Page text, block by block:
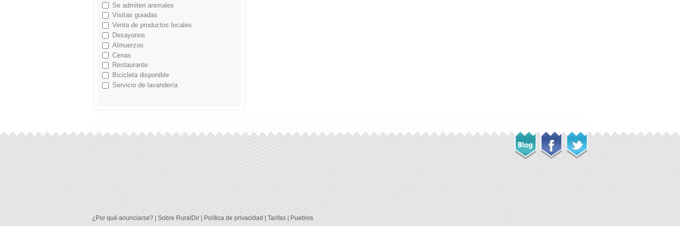
Se admiten animales
Visitas guiadas
Venta de productos locales
Desayunos
Almuerzos
Cenas
Restaurante
Bicicleta disponible
Servicio de lavandería
¿Por qué anunciarse?| Sobre RuralDir | Política de privacidad|Tarifas | Pueblos